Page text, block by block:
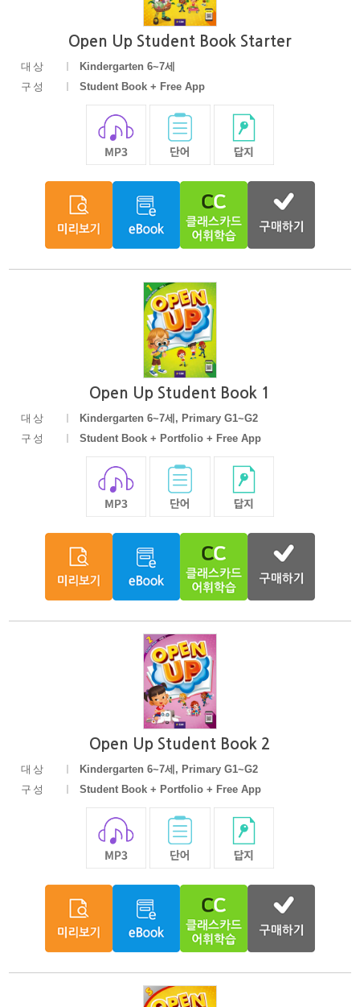
Open Up Student Book Starter
대상
Kindergarten 6~7세
구성
Student Book + Free App
Open Up Student Book 1
대상
Kindergarten 6~7세, Primary G1~G2
구성
Student Book + Portfolio + Free App
Open Up Student Book 2
대상
Kindergarten 6~7세, Primary G1~G2
구성
Student Book + Portfolio + Free App